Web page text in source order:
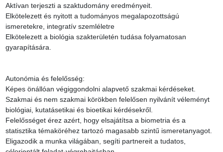
Aktívan terjeszti a szaktudomány eredményeit.
Elkötelezett és nyitott a tudományos megalapozottságú
ismeretekre, integratív szemléletre
Elkötelezett a biológia szakterületén tudása folyamatosan
gyarapítására.
Autonómia és felelősség:
Képes önállóan végiggondolni alapvető szakmai kérdéseket.
Szakmai és nem szakmai körökben felelősen nyilvánít véleményt
biológiai, kutatásetikai és bioetikai kérdésekről.
Felelősséget érez azért, hogy elsajátítsa a biometria és a
statisztika témaköréhez tartozó magasabb szintű ismeretanyagot.
Eligazodik a munka világában, segíti partnereit a tudatos,